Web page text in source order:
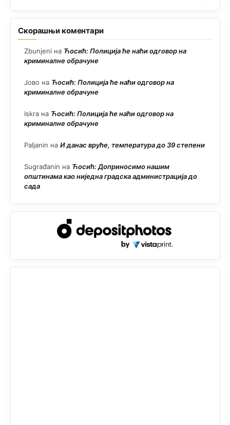
Скорашњи коментари
Zbunjeni на Ћосић: Полиција ће наћи одговор на
криминалне обрачуне
Јово на Ћосић: Полиција ће наћи одговор на
криминалне обрачуне
Iskra на Ћосић: Полиција ће наћи одговор на
криминалне обрачуне
Paljanin на И данас вруће, температура до 39 степени
Sugrađanin на Ћосић: Доприносимо нашим
општинама као ниједна градска администрација до
сада